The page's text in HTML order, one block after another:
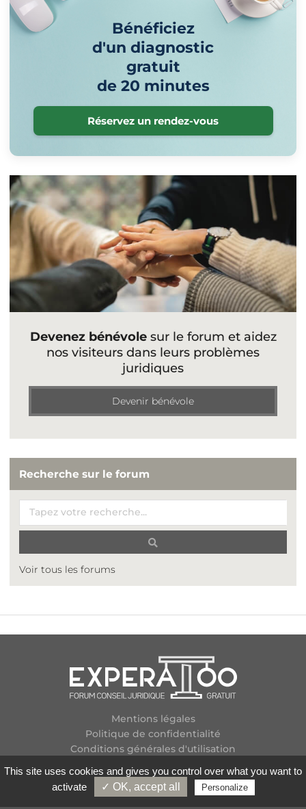
Bénéficiez
d'un diagnostic
gratuit
de 20 minutes
Réservez un rendez-vous
Devenez bénévolesur le forum et aidez
nos visiteurs dans leurs problèmes
juridiques
Devenir bénévole
Recherche sur le forum
Voir tous les forums
Mentions légales
Politique de confidentialité
Conditions générales d'utilisation
Contactez-nous
Flux RSS
This site uses cookies and gives you control over what you want to
activate
✓ OK, accept all Personalize